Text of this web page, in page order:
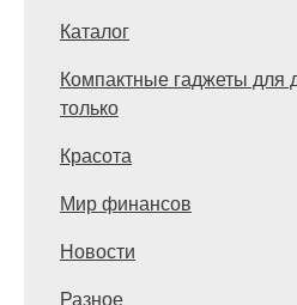
Каталог
Компактные гаджеты для
только
Красота
Мир финансов
Новости